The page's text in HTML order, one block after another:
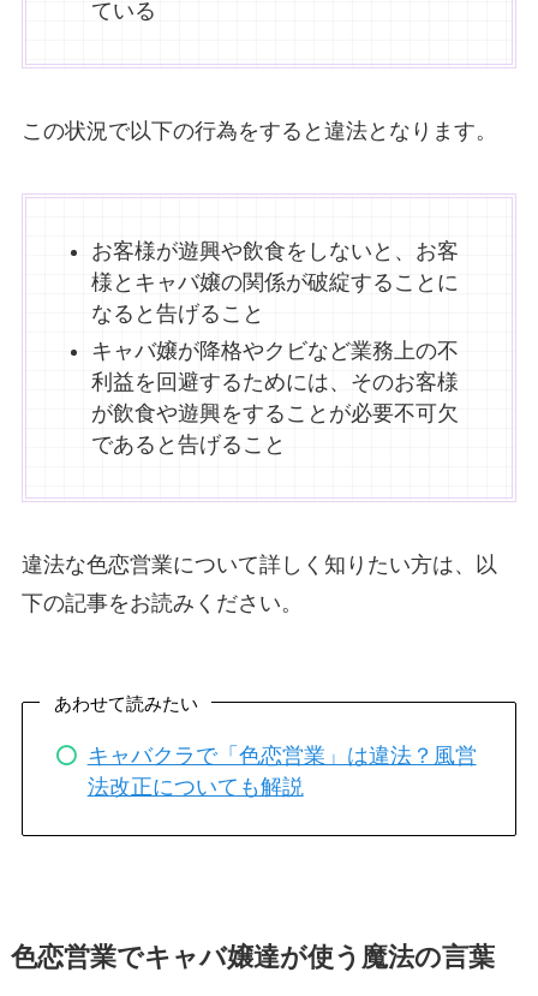
ている
この状況で以下の行為をすると違法となります。
お客様が遊興や飲食をしないと、お客
様とキャバ嬢の関係が破綻することに
なると告げること
キャバ嬢が降格やクビなど業務上の不
利益を回避するためには、そのお客様
が飲食や遊興をすることが必要不可欠
であると告げること
違法な色恋営業について詳しく知りたい方は、以
下の記事をお読みください。
あわせて読みたい
キャバクラで「色恋営業」は違法？風営
法改正についても解説
色恋営業でキャバ嬢達が使う魔法の言葉